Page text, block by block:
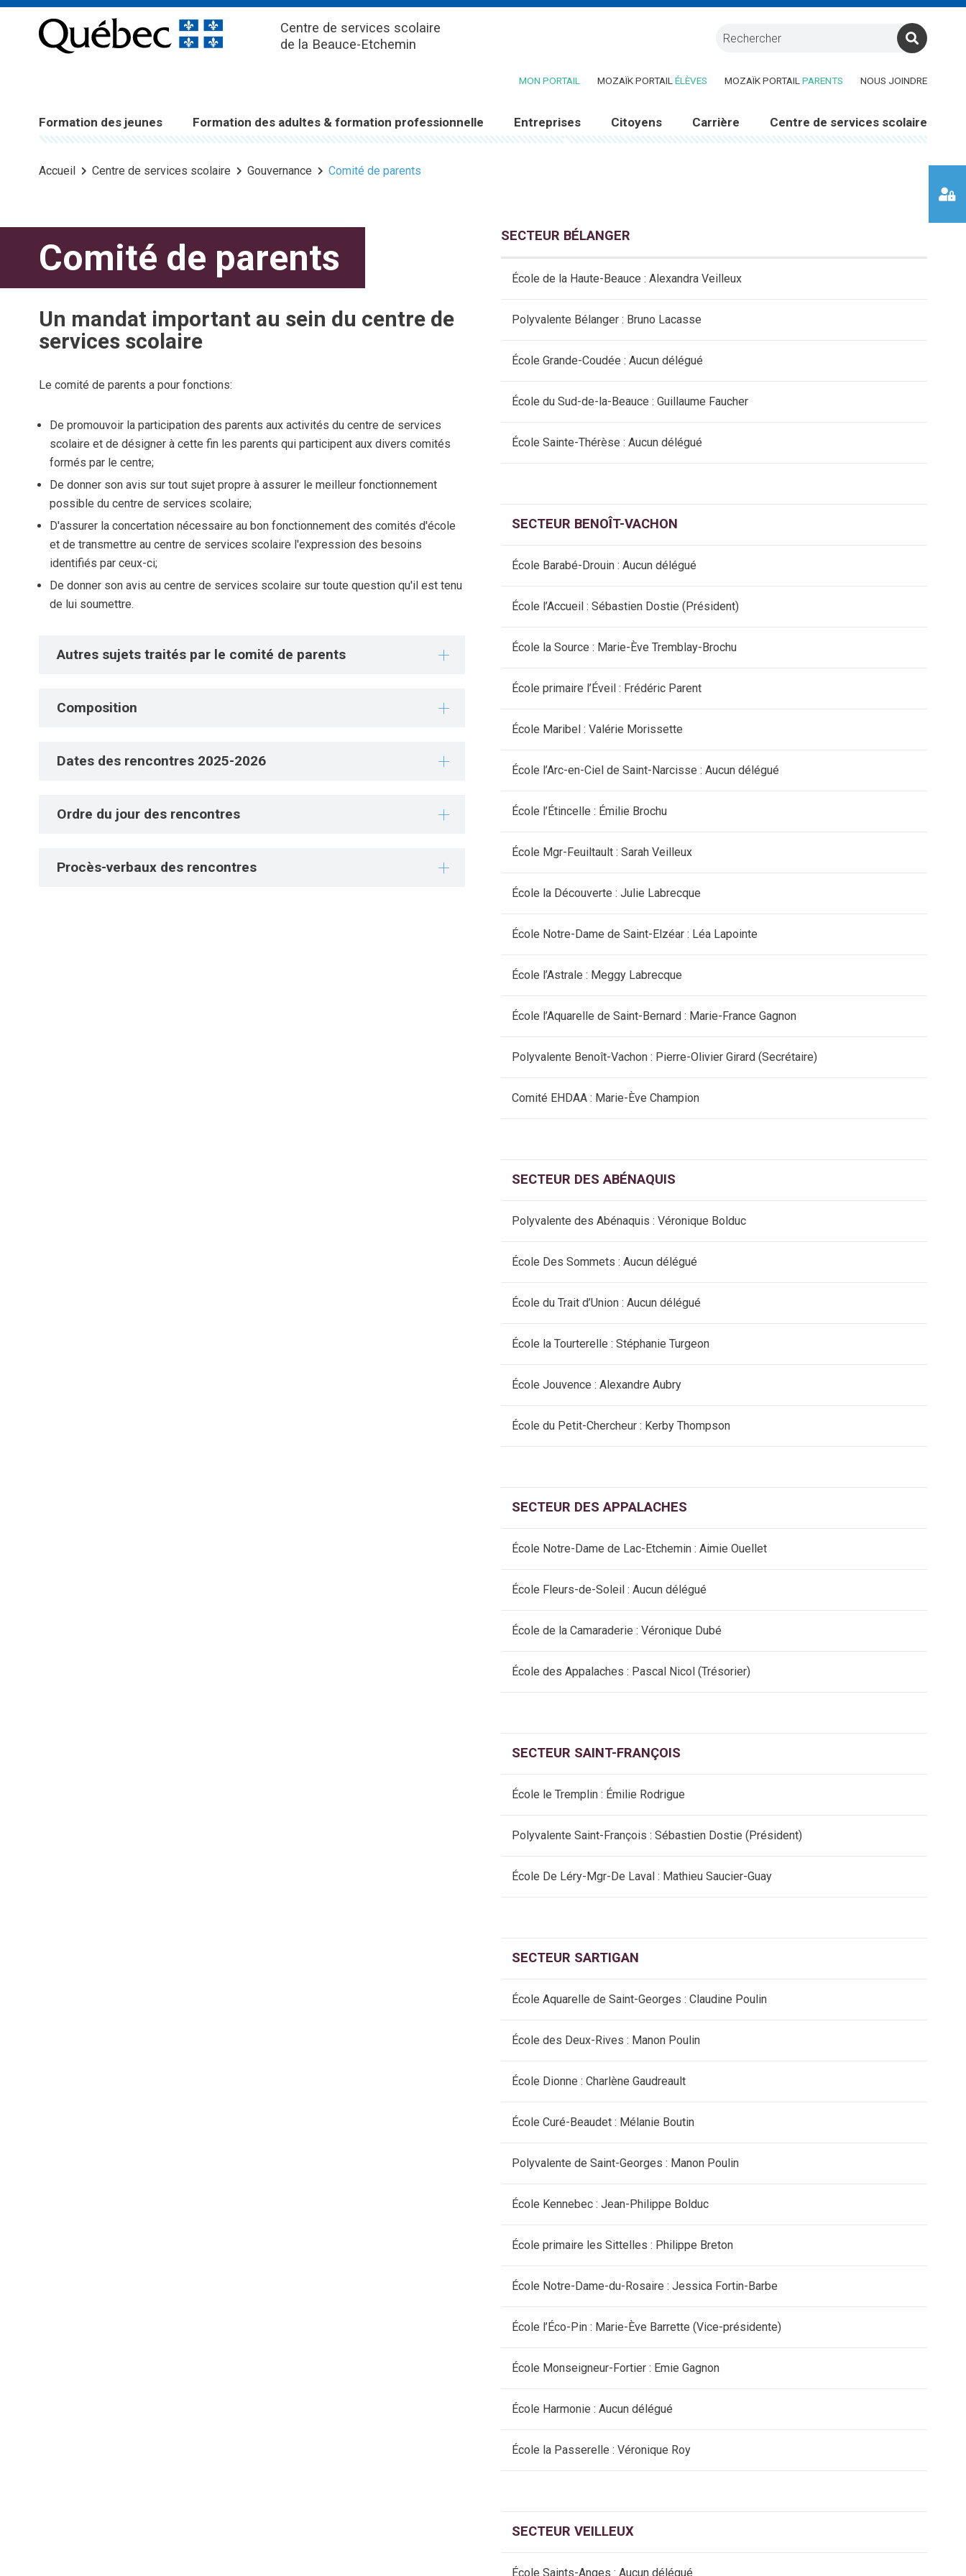
Centre de services scolaire
de la Beauce-Etchemin
MON PORTAIL (CE LIEN OUVRE DANS UNE NOUVELLE FENÊTRE)
MOZAÏK PORTAILÉLÈVES (CE LIEN OUVRE DANS UNE NOUVELLE FENÊTRE)
MOZAÏK PORTAILPARENTS (CE LIEN OUVRE DANS UNE
NOUS JOINDRE
Formation des jeunes Formation des adultes & formation professionnelle Entreprises Citoyens Carrière Centre de services scolaire
Accueil Centre de services scolaire Gouvernance Comité de parents
Comité de parents
Un mandat important au sein du centre de
services scolaire
Le comité de parents a pour fonctions:
De promouvoir la participation des parents aux activités du centre de services
scolaire et de désigner à cette fin les parents qui participent aux divers comités
formés par le centre;
De donner son avis sur tout sujet propre à assurer le meilleur fonctionnement
possible du centre de services scolaire;
D'assurer la concertation nécessaire au bon fonctionnement des comités d'école
et de transmettre au centre de services scolaire l'expression des besoins
identifiés par ceux-ci;
De donner son avis au centre de services scolaire sur toute question qu'il est tenu
de lui soumettre.
Autres sujets traités par le comité de parents
Composition
Dates des rencontres 2025-2026
Ordre du jour des rencontres
Procès-verbaux des rencontres
SECTEUR BÉLANGER
École de la Haute-Beauce : Alexandra Veilleux
Polyvalente Bélanger : Bruno Lacasse
École Grande-Coudée : Aucun délégué
École du Sud-de-la-Beauce : Guillaume Faucher
École Sainte-Thérèse : Aucun délégué
SECTEUR BENOÎT-VACHON
École Barabé-Drouin : Aucun délégué
École l’Accueil : Sébastien Dostie (Président)
École la Source : Marie-Ève Tremblay-Brochu
École primaire l’Éveil : Frédéric Parent
École Maribel : Valérie Morissette
École l’Arc-en-Ciel de Saint-Narcisse : Aucun délégué
École l’Étincelle : Émilie Brochu
École Mgr-Feuiltault : Sarah Veilleux
École la Découverte : Julie Labrecque
École Notre-Dame de Saint-Elzéar : Léa Lapointe
École l’Astrale : Meggy Labrecque
École l’Aquarelle de Saint-Bernard : Marie-France Gagnon
Polyvalente Benoît-Vachon : Pierre-Olivier Girard (Secrétaire)
Comité EHDAA : Marie-Ève Champion
SECTEUR DES ABÉNAQUIS
Polyvalente des Abénaquis : Véronique Bolduc
École Des Sommets : Aucun délégué
École du Trait d’Union : Aucun délégué
École la Tourterelle : Stéphanie Turgeon
École Jouvence : Alexandre Aubry
École du Petit-Chercheur : Kerby Thompson
SECTEUR DES APPALACHES
École Notre-Dame de Lac-Etchemin : Aimie Ouellet
École Fleurs-de-Soleil : Aucun délégué
École de la Camaraderie : Véronique Dubé
École des Appalaches : Pascal Nicol (Trésorier)
SECTEUR SAINT-FRANÇOIS
École le Tremplin : Émilie Rodrigue
Polyvalente Saint-François : Sébastien Dostie (Président)
École De Léry-Mgr-De Laval : Mathieu Saucier-Guay
SECTEUR SARTIGAN
École Aquarelle de Saint-Georges : Claudine Poulin
École des Deux-Rives : Manon Poulin
École Dionne : Charlène Gaudreault
École Curé-Beaudet : Mélanie Boutin
Polyvalente de Saint-Georges : Manon Poulin
École Kennebec : Jean-Philippe Bolduc
École primaire les Sittelles : Philippe Breton
École Notre-Dame-du-Rosaire : Jessica Fortin-Barbe
École l’Éco-Pin : Marie-Ève Barrette (Vice-présidente)
École Monseigneur-Fortier : Emie Gagnon
École Harmonie : Aucun délégué
École la Passerelle : Véronique Roy
SECTEUR VEILLEUX
École Saints-Anges : Aucun délégué